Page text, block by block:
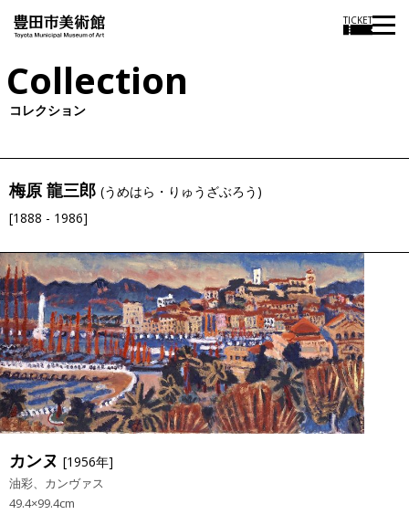
TICKET
Collection
コレクション
梅原 龍三郎 (うめはら・りゅうざぶろう)
[1888 - 1986]
カンヌ [1956年]
油彩、カンヴァス
49.4×99.4cm